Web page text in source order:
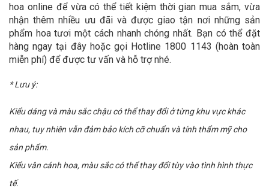
hoa online để vừa có thể tiết kiệm thời gian mua sắm, vừa
nhận thêm nhiều ưu đãi và được giao tận nơi những sản
phẩm hoa tươi một cách nhanh chóng nhất. Bạn có thể đặt
hàng ngay tại đây hoặc gọi Hotline 1800 1143 (hoàn toàn
miễn phí) để được tư vấn và hỗ trợ nhé.
* Lưu ý:
Kiểu dáng và màu sắc chậu có thể thay đổi ở từng khu vực khác
nhau, tuy nhiên vẫn đảm bảo kích cỡ chuẩn và tính thẩm mỹ cho
sản phẩm.
Kiểu vân cánh hoa, màu sắc có thể thay đổi tùy vào tình hình thực
tế.